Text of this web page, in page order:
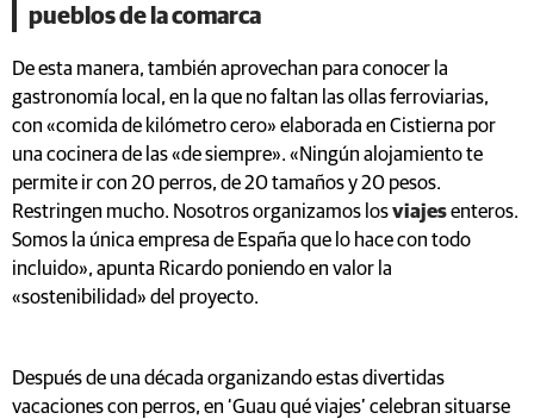
pueblos de la comarca
De esta manera, también aprovechan para conocer la
gastronomía local, en la que no faltan las ollas ferroviarias,
con «comida de kilómetro cero» elaborada en Cistierna por
una cocinera de las «de siempre». «Ningún alojamiento te
permite ir con 20 perros, de 20 tamaños y 20 pesos.
Restringen mucho. Nosotros organizamos losviajesenteros.
Somos la única empresa de España que lo hace con todo
incluido», apunta Ricardo poniendo en valor la
«sostenibilidad» del proyecto.
Después de una década organizando estas divertidas
vacaciones con perros, en ‘Guau qué viajes’ celebran situarse